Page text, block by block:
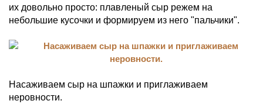
их довольно просто: плавленый сыр режем на
небольшие кусочки и формируем из него "пальчики".
Насаживаем сыр на шпажки и приглаживаем
неровности.